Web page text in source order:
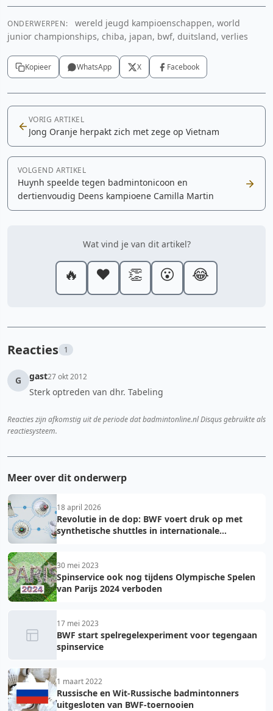
ONDERWERPEN:
wereld jeugd kampioenschappen, world
junior championships, chiba, japan, bwf, duitsland, verlies
Kopieer WhatsApp X Facebook
VORIG ARTIKEL
Jong Oranje herpakt zich met zege op Vietnam
VOLGEND ARTIKEL
Huynh speelde tegen badmintonicoon en
dertienvoudig Deens kampioene Camilla Martin
Wat vind je van dit artikel?
🔥 ❤️ 👏 😮 😂
Reacties 1
G gast27 okt 2012
Sterk optreden van dhr. Tabeling
Reacties zijn afkomstig uit de periode dat badmintonline.nl Disqus gebruikte als
reactiesysteem.
Meer over dit onderwerp
18 april 2026
Revolutie in de dop: BWF voert druk op met
synthetische shuttles in internationale
30 mei 2023
Spinservice ook nog tijdens Olympische Spelen
van Parijs 2024 verboden
17 mei 2023
BWF start spelregelexperiment voor tegengaan
spinservice
1 maart 2022
Russische en Wit-Russische badmintonners
uitgesloten van BWF-toernooien